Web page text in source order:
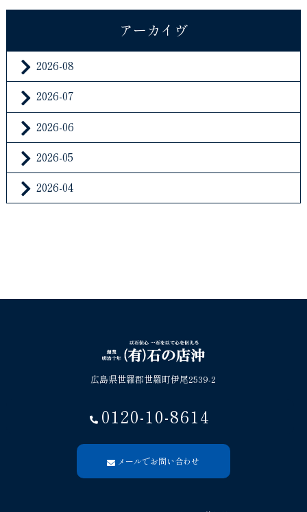
アーカイヴ
2026-08
2026-07
2026-06
2026-05
2026-04
広島県世羅郡世羅町伊尾2539-2
0120-10-8614
メールでお問い合わせ